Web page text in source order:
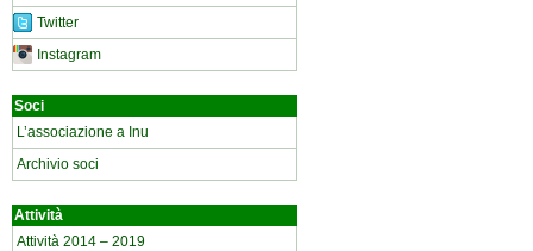
Twitter
Instagram
Soci
L’associazione a Inu
Archivio soci
Attività
Attività 2014 – 2019